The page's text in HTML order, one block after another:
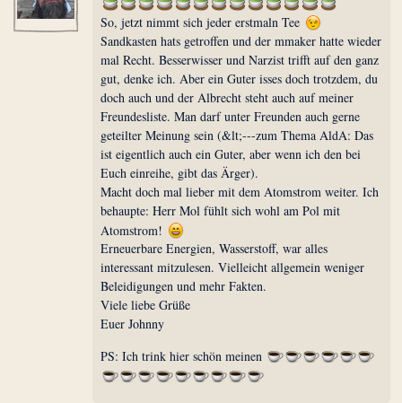
So, jetzt nimmt sich jeder erstmaln Tee
Sandkasten hats getroffen und der mmaker hatte wieder
mal Recht. Besserwisser und Narzist trifft auf den ganz
gut, denke ich. Aber ein Guter isses doch trotzdem, du
doch auch und der Albrecht steht auch auf meiner
Freundesliste. Man darf unter Freunden auch gerne
geteilter Meinung sein (&lt;---zum Thema AldA: Das
ist eigentlich auch ein Guter, aber wenn ich den bei
Euch einreihe, gibt das Ärger).
Macht doch mal lieber mit dem Atomstrom weiter. Ich
behaupte: Herr Mol fühlt sich wohl am Pol mit
Atomstrom!
Erneuerbare Energien, Wasserstoff, war alles
interessant mitzulesen. Vielleicht allgemein weniger
Beleidigungen und mehr Fakten.
Viele liebe Grüße
Euer Johnny
PS: Ich trink hier schön meinen